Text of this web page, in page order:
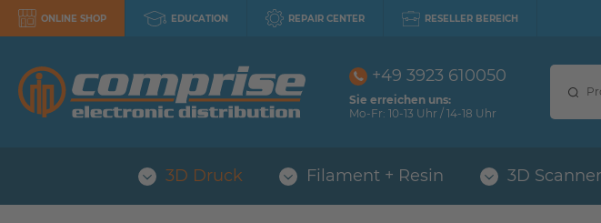
ONLINE SHOP EDUCATION REPAIR CENTER RESELLER BEREICH
+49 3923 610050
Sie erreichen uns:
Mo-Fr: 10-13 Uhr / 14-18 Uhr
3D Druck Filament + Resin 3D Scanner